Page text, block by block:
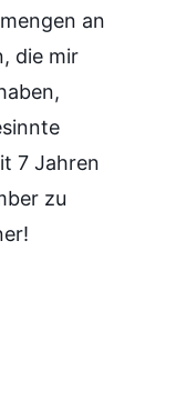
an
die mir
7 Jahren
zu